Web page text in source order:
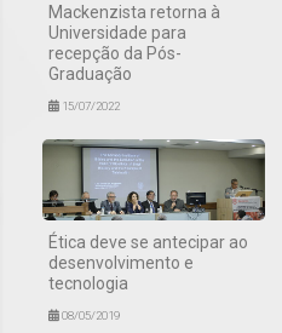
Mackenzista retorna à
Universidade para
recepção da Pós-
Graduação
15/07/2022
Ética deve se antecipar ao
desenvolvimento e
tecnologia
08/05/2019